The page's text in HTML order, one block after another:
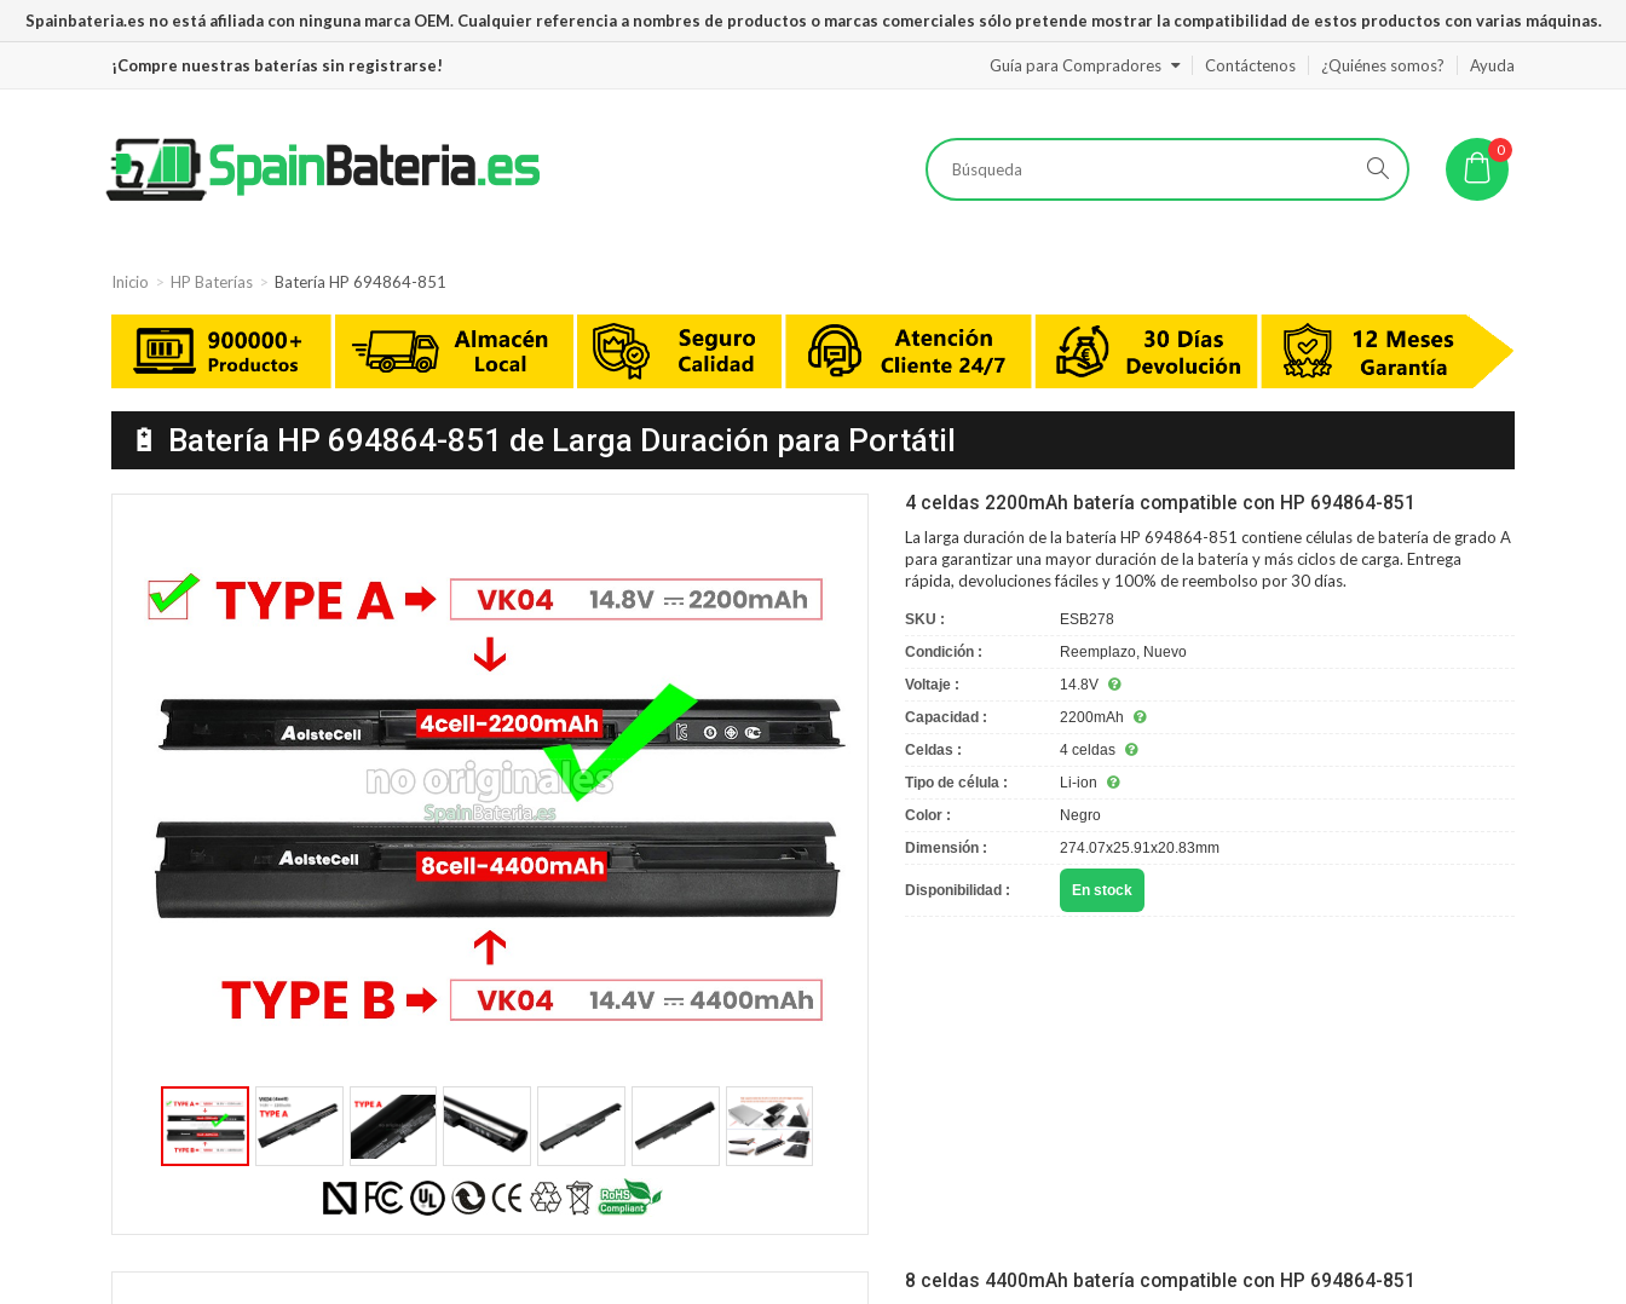
Spainbateria.es no está afiliada con ninguna marca OEM. Cualquier referencia a nombres de productos o marcas comerciales sólo pretende mostrar la compatibilidad de estos productos con varias máquinas.
¡Compre nuestras baterías sin registrarse! Guía para Compradores Contáctenos ¿Quiénes somos? Ayuda
0
Inicio HP Baterías Batería HP 694864-851
🔋 Batería HP 694864-851 de Larga Duración para Portátil
4 celdas 2200mAh batería compatible con HP 694864-851
La larga duración de labatería HP 694864-851 contiene células de batería de grado A
para garantizar una mayor duración de la batería y más ciclos de carga. Entrega
rápida, devoluciones fáciles y 100% de reembolso por 30 días.
SKU :
ESB278
Condición :
Reemplazo, Nuevo
Voltaje :
14.8V
Capacidad :
2200mAh
Celdas :
4 celdas
Tipo de célula :
Li-ion
Color :
Negro
Dimensión :
274.07x25.91x20.83mm
Disponibilidad : En stock
8 celdas 4400mAh batería compatible con HP 694864-851